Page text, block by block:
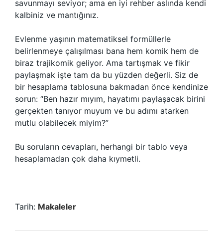
savunmayı seviyor; ama en iyi rehber aslında kendi
kalbiniz ve mantığınız.
Evlenme yaşının matematiksel formüllerle
belirlenmeye çalışılması bana hem komik hem de
biraz trajikomik geliyor. Ama tartışmak ve fikir
paylaşmak işte tam da bu yüzden değerli. Siz de
bir hesaplama tablosuna bakmadan önce kendinize
sorun: “Ben hazır mıyım, hayatımı paylaşacak birini
gerçekten tanıyor muyum ve bu adımı atarken
mutlu olabilecek miyim?”
Bu soruların cevapları, herhangi bir tablo veya
hesaplamadan çok daha kıymetli.
Tarih: Makaleler